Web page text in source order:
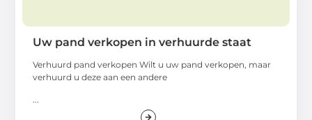
Uw pand verkopen in verhuurde staat
Verhuurd pand verkopen Wilt u uw pand verkopen, maar
verhuurd u deze aan een andere
...